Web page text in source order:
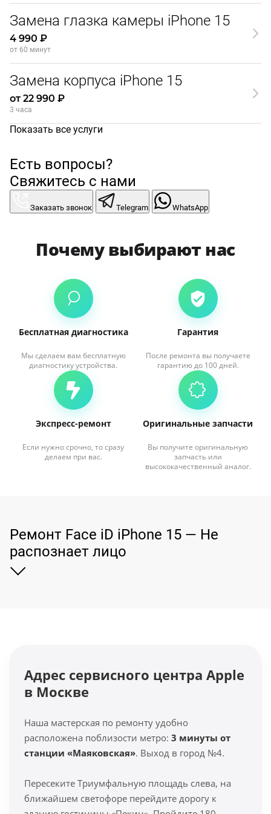
Замена глазка камеры iPhone 15
4 990 ₽
от 60 минут
Замена корпуса iPhone 15
от 22 990 ₽
3 часа
Показать все услуги
Есть вопросы?
Свяжитесь с нами
Заказать звонок Telegram WhatsApp
Почему выбирают нас
Бесплатная диагностика
Мы сделаем вам бесплатную
диагностику устройства.
Гарантия
После ремонта вы получаете
гарантию до 100 дней.
Экспресс-ремонт
Если нужно срочно, то сразу
делаем при вас.
Оригинальные запчасти
Вы получите оригинальную
запчасть или
высококачественный аналог.
Ремонт Face iD iPhone 15 — Не
распознает лицо
Адрес сервисного центра Apple
в Москве
Наша мастерская по ремонту удобно
расположена поблизости метро: 3 минуты от
станции «Маяковская». Выход в город №4.
Пересеките Триумфальную площадь слева, на
ближайшем светофоре перейдите дорогу к